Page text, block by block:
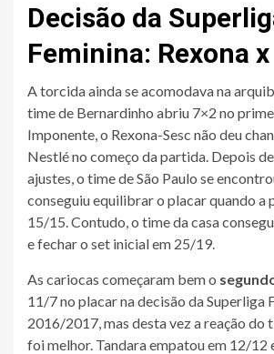
Decisão da
Feminina: Rexona
A torcida ainda se acomodava na
time de Bernardinho abriu 7×2 no
Imponente, o Rexona-Sesc não deu
Nestlé no começo da partida. Depois
ajustes, o time de São Paulo se
conseguiu equilibrar o placar quando a
15/15. Contudo, o time da casa
e fechar o set inicial em 25/19.
As cariocas começaram bem o
11/7 no placar na decisão da Superliga
2016/2017, mas desta vez a reação do
foi melhor. Tandara empatou em 12/12